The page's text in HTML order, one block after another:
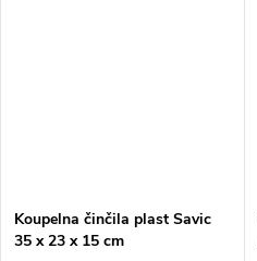
Koupelna činčila plast Savic
35 x 23 x 15 cm